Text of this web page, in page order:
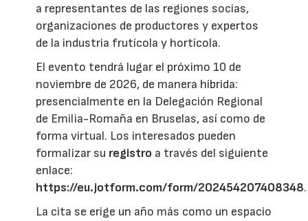
a representantes de las regiones socias,
organizaciones de productores y expertos
de la industria frutícola y hortícola.
El evento tendrá lugar el próximo 10 de
noviembre de 2026, de manera híbrida:
presencialmente en la Delegación Regional
de Emilia-Romaña en Bruselas, así como de
forma virtual. Los interesados pueden
formalizar su registro a través del siguiente
enlace:
https://eu.jotform.com/form/202454207408348.
La cita se erige un año más como un espacio